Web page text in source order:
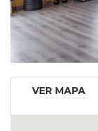
VER MAPA